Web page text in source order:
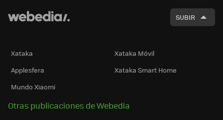
SUBIR
Xataka
Xataka Móvil
Applesfera
Xataka Smart Home
Mundo Xiaomi
Otras publicaciones de Webedia